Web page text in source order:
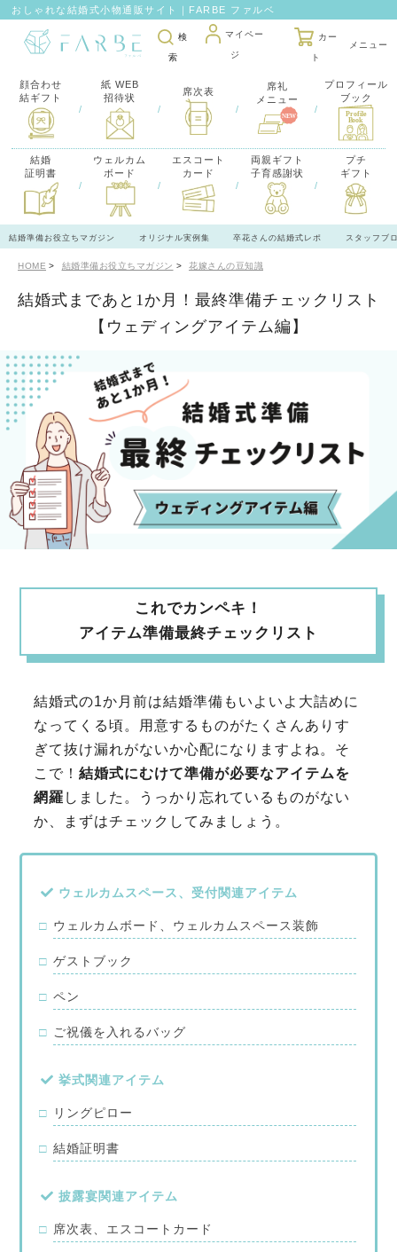
おしゃれな結婚式小物通販サイト｜FARBE ファルベ
検
索
マイペー
ジ
カー
ト
顔合わせ
結ギフト
/
紙 WEB
招待状
/
席次表
/
席礼
メニュー
/
プロフィール
ブック
結婚
証明書
/
ウェルカム
ボード
/
エスコート
カード
/
両親ギフト
子育感謝状
/
プチ
ギフト
結婚準備お役立ちマガジン オリジナル実例集 卒花さんの結婚式レポ スタッフブ
HOME 結婚準備お役立ちマガジン 花嫁さんの豆知識
結婚式まであと1か月！最終準備チェックリスト
【ウェディングアイテム編】
これでカンペキ！
アイテム準備最終チェックリスト
結婚式の1か月前は結婚準備もいよいよ大詰めに
なってくる頃。用意するものがたくさんありす
ぎて抜け漏れがないか心配になりますよね。そ
こで！結婚式にむけて準備が必要なアイテムを
網羅 しました。うっかり忘れているものがない
か、まずはチェックしてみましょう。
ウェルカムスペース、受付関連アイテム
ウェルカムボード、ウェルカムスペース装飾
ゲストブック
ペン
ご祝儀を入れるバッグ
挙式関連アイテム
リングピロー
結婚証明書
披露宴関連アイテム
席次表、エスコートカード